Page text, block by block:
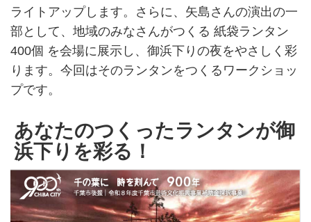
ライトアップします。さらに、矢島さんの演出の一
部として、地域のみなさんがつくる 紙袋ランタン
400個 を会場に展示し、御浜下りの夜をやさしく彩
ります。今回はそのランタンをつくるワークショッ
プです。
あなたのつくったランタンが御
浜下りを彩る！